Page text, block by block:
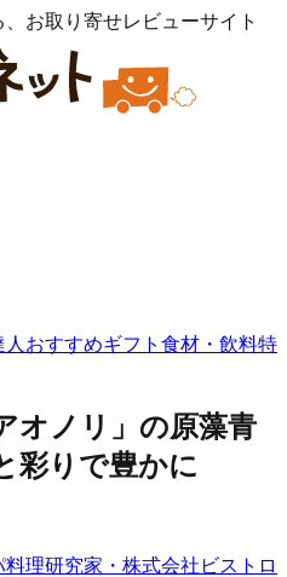
お取り寄せレビューサイト
人おすすめギフト 食材・飲料特
オノリ」の原藻青
彩りで豊かに
理研究家・株式会社ビストロ